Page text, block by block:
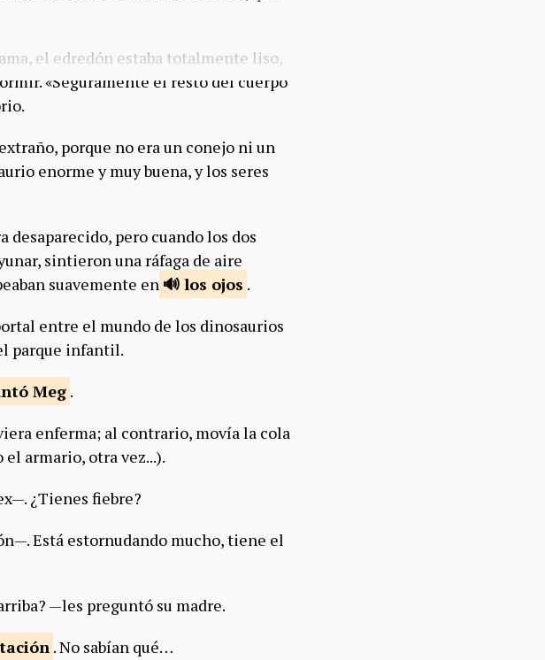
el edredón estaba totalmente liso,
«Seguramente el resto del cuerpo
porque no era un conejo ni un
enorme y muy buena, y los seres
pero cuando los dos
sintieron una ráfaga de aire
suavemente en
los ojos .
entre el mundo de los dinosaurios
parque infantil.
Meg .
enferma; al contrario, movía la cola
armario, otra vez...).
¿Tienes fiebre?
Está estornudando mucho, tiene el
—les preguntó su madre.
. No sabían qué…